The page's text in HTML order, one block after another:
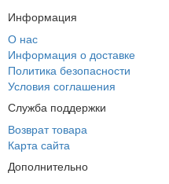
Информация
О нас
Информация о доставке
Политика безопасности
Условия соглашения
Служба поддержки
Возврат товара
Карта сайта
Дополнительно